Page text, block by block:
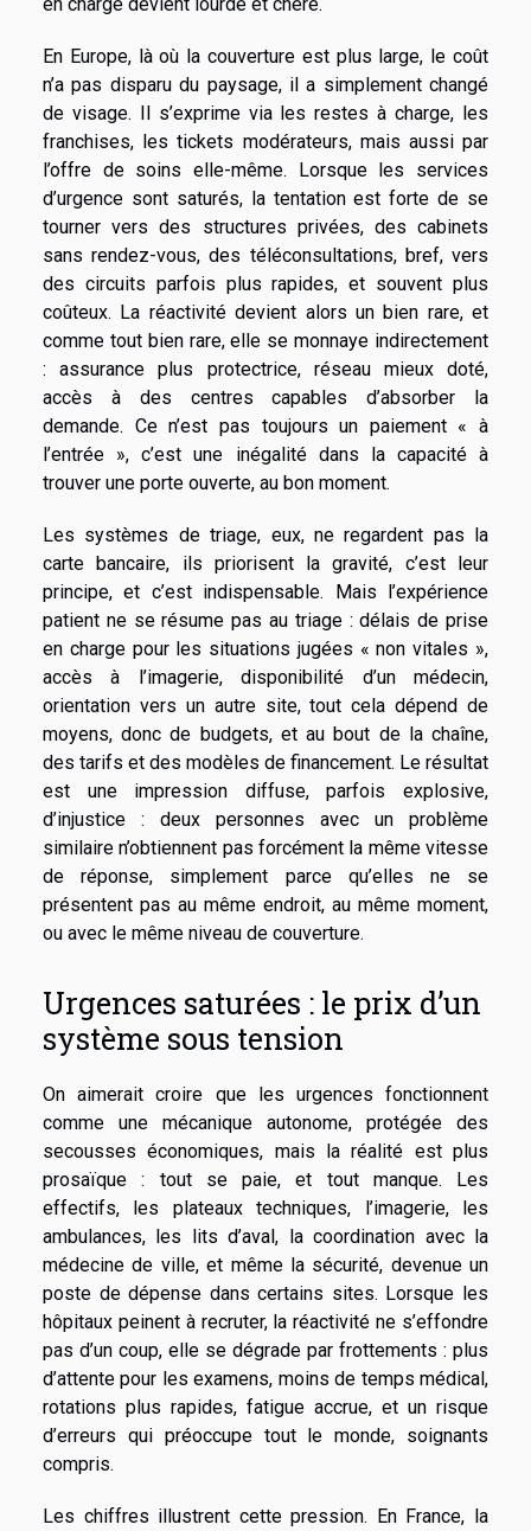
En Europe, là où la couverture est plus large, le coût
n’a pas disparu du paysage, il a simplement changé
de visage. Il s’exprime via les restes à charge, les
franchises, les tickets modérateurs, mais aussi par
l’offre de soins elle-même. Lorsque les services
d’urgence sont saturés, la tentation est forte de se
tourner vers des structures privées, des cabinets
sans rendez-vous, des téléconsultations, bref, vers
des circuits parfois plus rapides, et souvent plus
coûteux. La réactivité devient alors un bien rare, et
comme tout bien rare, elle se monnaye indirectement
: assurance plus protectrice, réseau mieux doté,
accès à des centres capables d’absorber la
demande. Ce n’est pas toujours un paiement « à
l’entrée », c’est une inégalité dans la capacité à
trouver une porte ouverte, au bon moment.
Les systèmes de triage, eux, ne regardent pas la
carte bancaire, ils priorisent la gravité, c’est leur
principe, et c’est indispensable. Mais l’expérience
patient ne se résume pas au triage : délais de prise
en charge pour les situations jugées « non vitales »,
accès à l’imagerie, disponibilité d’un médecin,
orientation vers un autre site, tout cela dépend de
moyens, donc de budgets, et au bout de la chaîne,
des tarifs et des modèles de financement. Le résultat
est une impression diffuse, parfois explosive,
d’injustice : deux personnes avec un problème
similaire n’obtiennent pas forcément la même vitesse
de réponse, simplement parce qu’elles ne se
présentent pas au même endroit, au même moment,
ou avec le même niveau de couverture.
Urgences saturées : le prix d’un
système sous tension
On aimerait croire que les urgences fonctionnent
comme une mécanique autonome, protégée des
secousses économiques, mais la réalité est plus
prosaïque : tout se paie, et tout manque. Les
effectifs, les plateaux techniques, l’imagerie, les
ambulances, les lits d’aval, la coordination avec la
médecine de ville, et même la sécurité, devenue un
poste de dépense dans certains sites. Lorsque les
hôpitaux peinent à recruter, la réactivité ne s’effondre
pas d’un coup, elle se dégrade par frottements : plus
d’attente pour les examens, moins de temps médical,
rotations plus rapides, fatigue accrue, et un risque
d’erreurs qui préoccupe tout le monde, soignants
compris.
Les chiffres illustrent cette pression. En France, la